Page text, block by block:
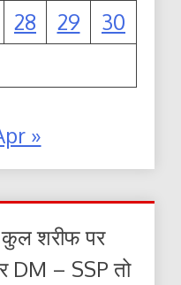
28 29
30
»
कुल शरीफ पर
DM – SSP तो